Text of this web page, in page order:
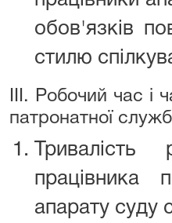
обов'язків
стилю
III. Робочий час і
патронатної
працівника
апарату суду